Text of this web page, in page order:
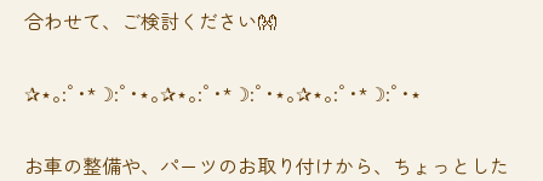
合わせて、ご検討ください👐
✰⋆｡:ﾟ･*☽:ﾟ･⋆｡✰⋆｡:ﾟ･*☽:ﾟ･⋆｡✰⋆｡:ﾟ･*☽:ﾟ･⋆
お車の整備や、パーツのお取り付けから、ちょっとした